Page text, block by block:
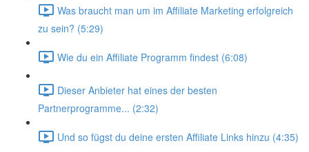
Was braucht man um im Affiliate Marketing erfolgreich
zu sein? (5:29)
Wie du ein Affiliate Programm findest (6:08)
Dieser Anbieter hat eines der besten
Partnerprogramme... (2:32)
Und so fügst du deine ersten Affiliate Links hinzu (4:35)